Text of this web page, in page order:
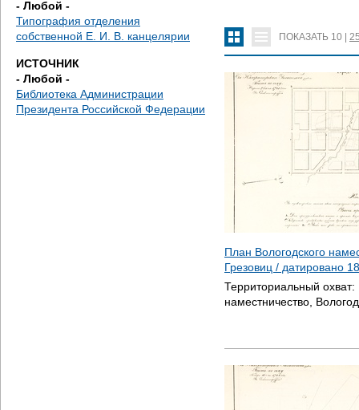
ь
- Любой -
Типография отделения
собственной Е. И. В. канцелярии
ИСТОЧНИК
- Любой -
Библиотека Администрации
Президента Российской Федерации
ПОКАЗАТЬ 10 |
План Вологодского
Грезовиц / датировано
Территориальный охват:
наместничество,